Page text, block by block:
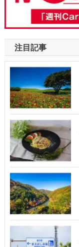
注目記事